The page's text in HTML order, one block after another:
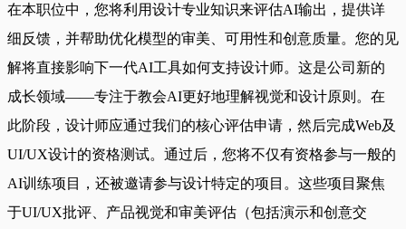
在本职位中，您将利用设计专业知识来评估AI输出，提供详
细反馈，并帮助优化模型的审美、可用性和创意质量。您的见
解将直接影响下一代AI工具如何支持设计师。这是公司新的
成长领域——专注于教会AI更好地理解视觉和设计原则。在
此阶段，设计师应通过我们的核心评估申请，然后完成Web及
UI/UX设计的资格测试。通过后，您将不仅有资格参与一般的
AI训练项目，还被邀请参与设计特定的项目。这些项目聚焦
于UI/UX批评、产品视觉和审美评估（包括演示和创意交